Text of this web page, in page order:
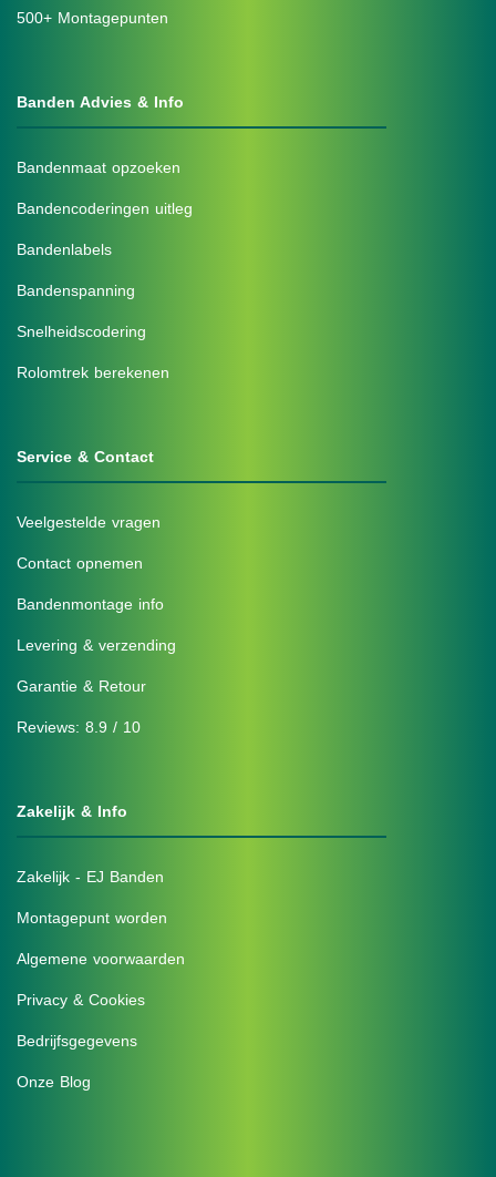
500+ Montagepunten
Banden Advies & Info
Bandenmaat opzoeken
Bandencoderingen uitleg
Bandenlabels
Bandenspanning
Snelheidscodering
Rolomtrek berekenen
Service & Contact
Veelgestelde vragen
Contact opnemen
Bandenmontage info
Levering & verzending
Garantie & Retour
Reviews: 8.9 / 10
Zakelijk & Info
Zakelijk - EJ Banden
Montagepunt worden
Algemene voorwaarden
Privacy & Cookies
Bedrijfsgegevens
Onze Blog